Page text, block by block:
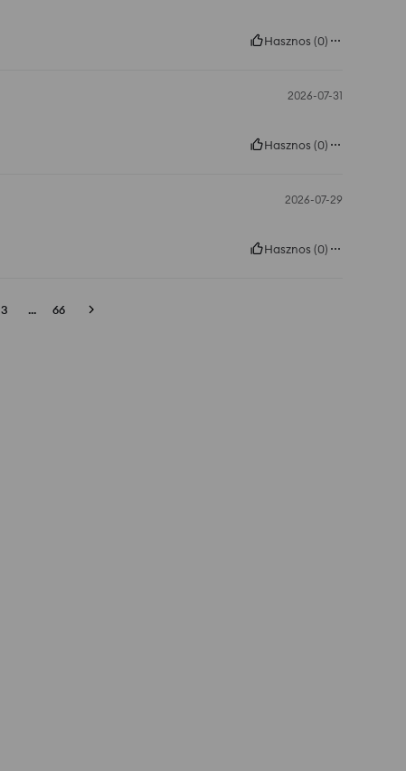
Hasznos (0)
2026-07-31
Hasznos (0)
2026-07-29
Hasznos (0)
3 ... 66